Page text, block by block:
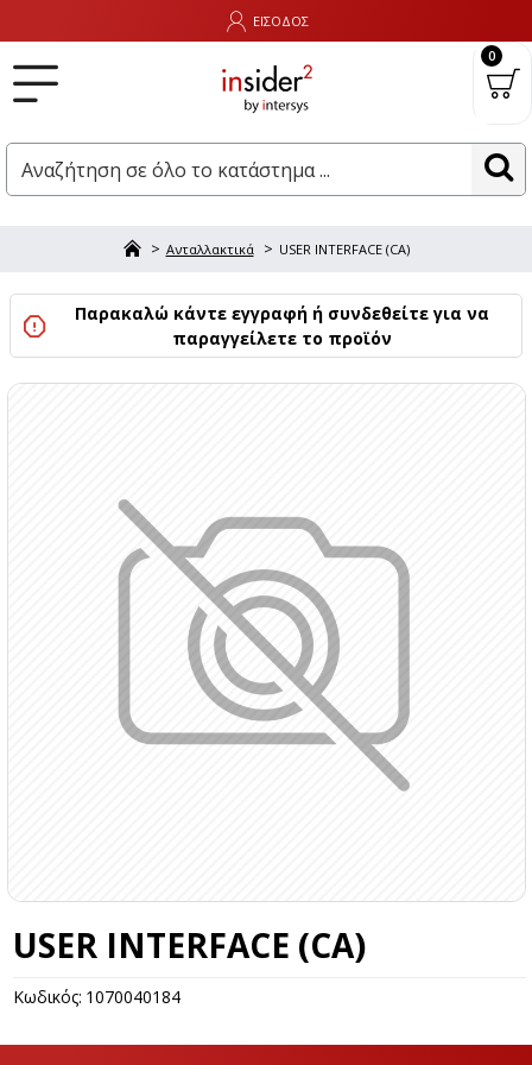
ΕΙΣΟΔΟΣ
0
Ανταλλακτικά USER INTERFACE (CA)
Παρακαλώ κάντε εγγραφή ή συνδεθείτε για να
παραγγείλετε το προϊόν
USER INTERFACE (CA)
Κωδικός: 1070040184